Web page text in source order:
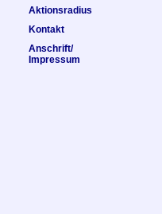
Aktionsradius
Kontakt
Anschrift/
Impressum